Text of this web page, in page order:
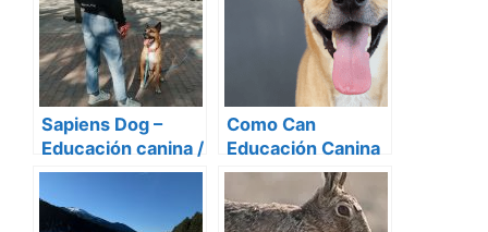
Sapiens Dog –
Educación canina /
Adiestramiento
canino / Educación
cachorros
Como Can
Educación Canina